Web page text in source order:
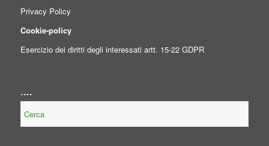
Privacy Policy
Cookie-policy
Esercizio dei diritti degli interessati artt. 15-22 GDPR
….